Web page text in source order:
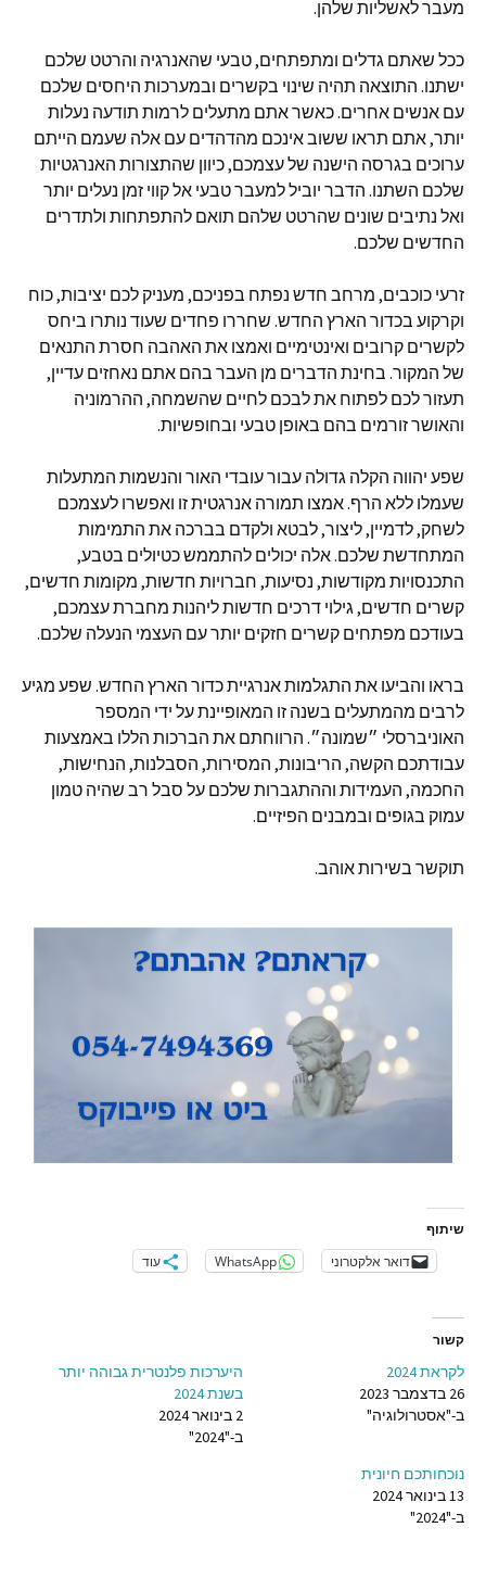
מעבר לאשליות שלהן.
ככל שאתם גדלים ומתפתחים,טבעי שהאנרגיה והרטט שלכם
ישתנו. התוצאה תהיה שינוי בקשרים ובמערכות היחסים שלכם
עם אנשים אחרים.כאשר אתם מתעלים לרמות תודעה נעלות
יותר,אתם תראו ששוב אינכם מהדהדים עם אלה שעמם הייתם
ערוכים בגרסה הישנה של עצמכם,כיוון שהתצורות האנרגטיות
שלכם השתנו. הדבר יוביל למעבר טבעי אל קווי זמן נעלים יותר
ואל נתיבים שונים שהרטט שלהם תואם להתפתחות ולתדרים
החדשים שלכם.
זרעי כוכבים, מרחב חדש נפתח בפניכם, מעניק לכם יציבות,כוח
וקרקוע בכדור הארץ החדש. שחררו פחדים שעוד נותרו ביחס
לקשרים קרובים ואינטימיים ואמצו את האהבה חסרת התנאים
של המקור. בחינת הדברים מן העבר בהם אתם נאחזים עדיין,
תעזור לכם לפתוח את לבכם לחיים שהשמחה, ההרמוניה
והאושר זורמים בהם באופן טבעי ובחופשיות.
שפע יהווה הקלה גדולה עבור עובדי האור והנשמות המתעלות
שעמלו ללא הרף.אמצו תמורה אנרגטית זו ואפשרו לעצמכם
לשחק,לדמיין,ליצור,לבטא ולקדם בברכה את התמימות
המתחדשת שלכם.אלה יכולים להתממש כטיולים בטבע,
התכנסויות מקודשות, נסיעות, חברויות חדשות, מקומות חדשים,
קשרים חדשים,גילוי דרכים חדשות ליהנות מחברת עצמכם,
בעודכם מפתחים קשרים חזקים יותר עם העצמי הנעלה שלכם.
בראו והביעו את התגלמות אנרגיית כדור הארץ החדש. שפע מגיע
לרבים מהמתעלים בשנה זו המאופיינת על ידי המספר
האוניברסלי ״שמונה״. הרווחתם את הברכות הללו באמצעות
עבודתכם הקשה, הריבונות, המסירות, הסבלנות, הנחישות,
החכמה, העמידות וההתגברות שלכם על סבל רב שהיה טמון
עמוק בגופים ובמבנים הפיזיים.
תוקשר בשירות אוהב.
שיתוף
דואר אלקטרוני WhatsApp עוד
קשור
לקראת 2024
26 בדצמבר 2023
ב-"אסטרולוגיה"
היערכות פלנטרית גבוהה יותר
בשנת 2024
2 בינואר 2024
ב-"2024"
נוכחותכם חיונית
13 בינואר 2024
ב-"2024"